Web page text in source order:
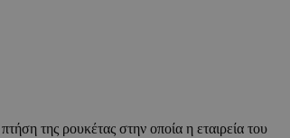
της ρουκέτας στην οποία η εταιρεία του